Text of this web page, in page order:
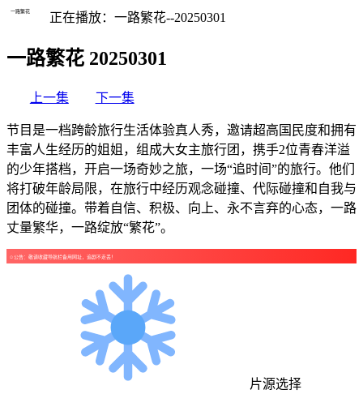
一路繁花 正在播放：一路繁花--20250301
一路繁花 20250301
上一集 下一集
节目是一档跨龄旅行生活体验真人秀，邀请超高国民度和拥有
丰富人生经历的姐姐，组成大女主旅行团，携手2位青春洋溢
的少年搭档，开启一场奇妙之旅，一场“追时间”的旅行。他们
将打破年龄局限，在旅行中经历观念碰撞、代际碰撞和自我与
团体的碰撞。带着自信、积极、向上、永不言弃的心态，一路
丈量繁华，一路绽放“繁花”。
☺公告：敬请收藏导航栏备用网址，追剧不走丢！
片源选择